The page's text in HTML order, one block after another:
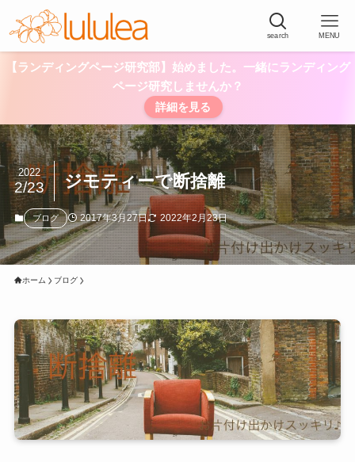
search MENU
【ランディングページ研究部】始めました。一緒にランディング
ページ研究しませんか？
詳細を見る
ジモティーで断捨離
2022
2/23
ブログ 2017年3月27日 2022年2月23日
ホーム ブログ